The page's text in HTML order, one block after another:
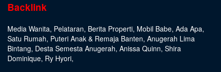
Backlink
Media Wanita, Pelataran, Berita Properti, Mobil Babe, Ada Apa,
Satu Rumah, Puteri Anak & Remaja Banten, Anugerah Lima
Bintang, Desta Semesta Anugerah, Anissa Quinn, Shira
Dominique, Ry Hyori,